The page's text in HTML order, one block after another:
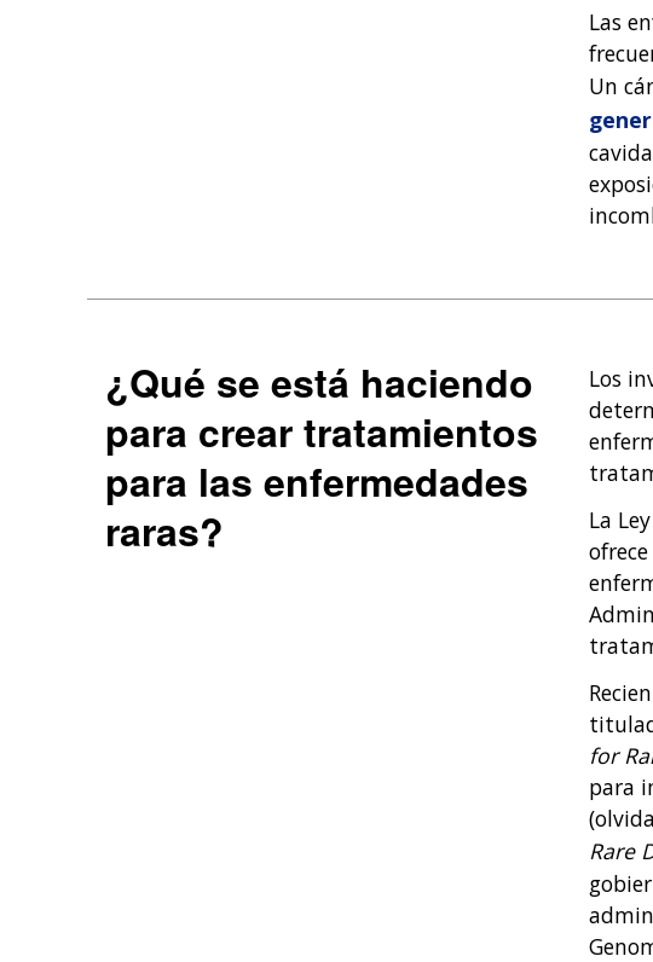
Las
Un
¿Qué se está haciendo
para crear tratamientos
para las enfermedades
raras?
Los
La
for
para
Rare